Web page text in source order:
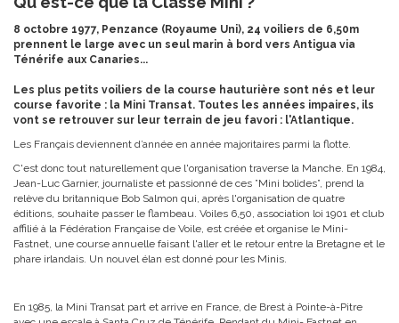
8 octobre 1977, Penzance (Royaume Uni), 24 voiliers de 6,50m
prennent le large avec un seul marin à bord vers Antigua via
Ténérife aux Canaries...
Les plus petits voiliers de la course hauturière sont nés et leur
course favorite : la Mini Transat. Toutes les années impaires, ils
vont se retrouver sur leur terrain de jeu favori : l'Atlantique.
Les Français deviennent d’année en année majoritaires parmi la flotte.
C'est donc tout naturellement que l'organisation traverse la Manche. En 1984,
Jean-Luc Garnier, journaliste et passionné de ces ”Mini bolides”, prend la
relève du britannique Bob Salmon qui, après l'organisation de quatre
éditions, souhaite passer le flambeau. Voiles 6,50, association loi 1901 et club
affilié à la Fédération Française de Voile, est créée et organise le Mini-
Fastnet, une course annuelle faisant l'aller et le retour entre la Bretagne et le
phare irlandais. Un nouvel élan est donné pour les Minis.
En 1985, la Mini Transat part et arrive en France, de Brest à Pointe-à-Pitre